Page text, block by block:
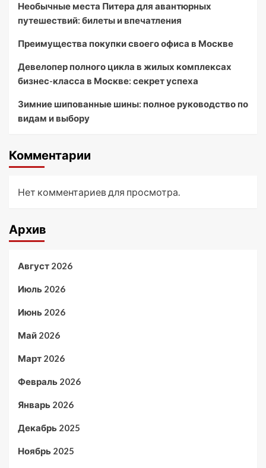
Необычные места Питера для авантюрных
путешествий: билеты и впечатления
Преимущества покупки своего офиса в Москве
Девелопер полного цикла в жилых комплексах
бизнес-класса в Москве: секрет успеха
Зимние шипованные шины: полное руководство по
видам и выбору
Комментарии
Нет комментариев для просмотра.
Архив
Август 2026
Июль 2026
Июнь 2026
Май 2026
Март 2026
Февраль 2026
Январь 2026
Декабрь 2025
Ноябрь 2025